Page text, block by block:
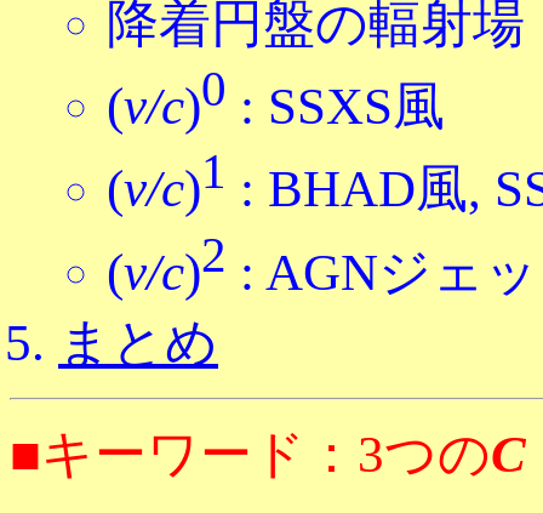
降着円盤の輻射場
(v/c)0 : SSXS風
(v/c)1 : BHAD風,
(v/c)2 : AGNジェ
まとめ
■キーワード：3つのC